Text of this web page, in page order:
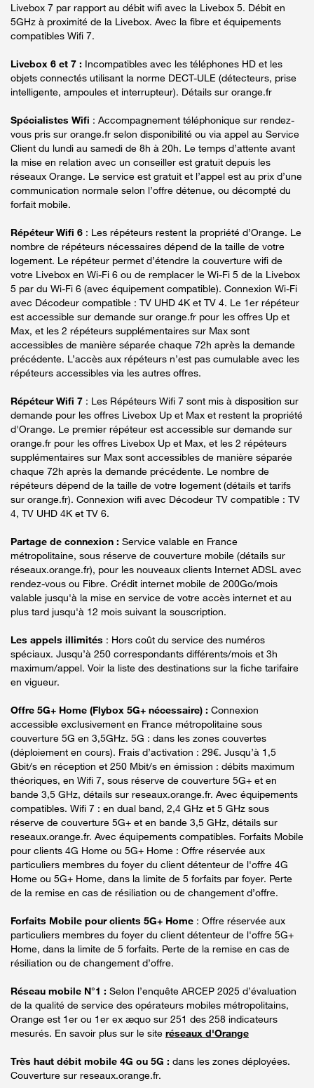
Livebox 7 par rapport au débit wifi avec la Livebox 5. Débit en
5GHz à proximité de la Livebox. Avec la fibre et équipements
compatibles Wifi 7.
Livebox 6 et 7 : Incompatibles avec les téléphones HD et les
objets connectés utilisant la norme DECT-ULE (détecteurs, prise
intelligente, ampoules et interrupteur). Détails sur orange.fr
Spécialistes Wifi : Accompagnement téléphonique sur rendez-
vous pris sur orange.fr selon disponibilité ou via appel au Service
Client du lundi au samedi de 8h à 20h. Le temps d’attente avant
la mise en relation avec un conseiller est gratuit depuis les
réseaux Orange. Le service est gratuit et l’appel est au prix d’une
communication normale selon l’offre détenue, ou décompté du
forfait mobile.
Répéteur Wifi 6 : Les répéteurs restent la propriété d’Orange. Le
nombre de répéteurs nécessaires dépend de la taille de votre
logement. Le répéteur permet d’étendre la couverture wifi de
votre Livebox en Wi-Fi 6 ou de remplacer le Wi-Fi 5 de la Livebox
5 par du Wi-Fi 6 (avec équipement compatible). Connexion Wi-Fi
avec Décodeur compatible : TV UHD 4K et TV 4. Le 1er répéteur
est accessible sur demande sur orange.fr pour les offres Up et
Max, et les 2 répéteurs supplémentaires sur Max sont
accessibles de manière séparée chaque 72h après la demande
précédente. L’accès aux répéteurs n’est pas cumulable avec les
répéteurs accessibles via les autres offres.
Répéteur Wifi 7 : Les Répéteurs Wifi 7 sont mis à disposition sur
demande pour les offres Livebox Up et Max et restent la propriété
d'Orange. Le premier répéteur est accessible sur demande sur
orange.fr pour les offres Livebox Up et Max, et les 2 répéteurs
supplémentaires sur Max sont accessibles de manière séparée
chaque 72h après la demande précédente. Le nombre de
répéteurs dépend de la taille de votre logement (détails et tarifs
sur orange.fr). Connexion wifi avec Décodeur TV compatible : TV
4, TV UHD 4K et TV 6.
Partage de connexion : Service valable en France
métropolitaine, sous réserve de couverture mobile (détails sur
réseaux.orange.fr), pour les nouveaux clients Internet ADSL avec
rendez-vous ou Fibre. Crédit internet mobile de 200Go/mois
valable jusqu'à la mise en service de votre accès internet et au
plus tard jusqu'à 12 mois suivant la souscription.
Les appels illimités : Hors coût du service des numéros
spéciaux. Jusqu’à 250 correspondants différents/mois et 3h
maximum/appel. Voir la liste des destinations sur la fiche tarifaire
en vigueur.
Offre 5G+ Home (Flybox 5G+ nécessaire) : Connexion
accessible exclusivement en France métropolitaine sous
couverture 5G en 3,5GHz. 5G : dans les zones couvertes
(déploiement en cours). Frais d’activation : 29€. Jusqu’à 1,5
Gbit/s en réception et 250 Mbit/s en émission : débits maximum
théoriques, en Wifi 7, sous réserve de couverture 5G+ et en
bande 3,5 GHz, détails sur reseaux.orange.fr. Avec équipements
compatibles. Wifi 7 : en dual band, 2,4 GHz et 5 GHz sous
réserve de couverture 5G+ et en bande 3,5 GHz, détails sur
reseaux.orange.fr. Avec équipements compatibles. Forfaits Mobile
pour clients 4G Home ou 5G+ Home : Offre réservée aux
particuliers membres du foyer du client détenteur de l'offre 4G
Home ou 5G+ Home, dans la limite de 5 forfaits par foyer. Perte
de la remise en cas de résiliation ou de changement d’offre.
Forfaits Mobile pour clients 5G+ Home : Offre réservée aux
particuliers membres du foyer du client détenteur de l'offre 5G+
Home, dans la limite de 5 forfaits. Perte de la remise en cas de
résiliation ou de changement d’offre.
Réseau mobile N°1 : Selon l’enquête ARCEP 2025 d’évaluation
de la qualité de service des opérateurs mobiles métropolitains,
Orange est 1er ou 1er ex æquo sur 251 des 258 indicateurs
mesurés. En savoir plus sur le site réseaux d'Orange
Très haut débit mobile 4G ou 5G : dans les zones déployées.
Couverture sur reseaux.orange.fr.